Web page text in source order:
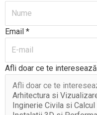
Email *
Afli doar ce te interesează